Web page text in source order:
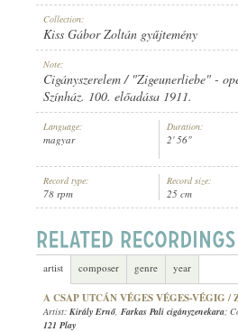
ARTIST: KIRÁLY ERNŐ ISMERETLEN
NO. 15728.
Collection:
Kiss Gábor Zoltán gyűjtemény
Note:
Cigányszerelem / "Zigeunerliebe" -
Színház. 100. előadása 1911.
Language:
magyar
Duration:
2' 56"
Record type:
78 rpm
Record size:
25 cm
artist composer genre year
A CSAP UTCÁN VÉGES VÉGES-VÉGIG /
Artist: Király Ernő, Farkas Pali cigányzenekara;
121 Play